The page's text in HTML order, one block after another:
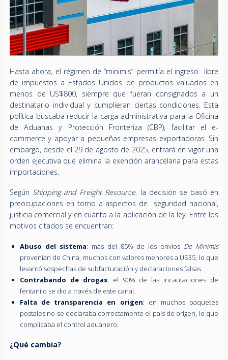
Hasta ahora, el régimen de “minimis” permitía el ingreso libre
de impuestos a Estados Unidos de productos valuados en
menos de US$800, siempre que fueran consignados a un
destinatario individual y cumplieran ciertas condiciones. Esta
política buscaba reducir la carga administrativa para la Oficina
de Aduanas y Protección Fronteriza (CBP), facilitar el e-
commerce y apoyar a pequeñas empresas exportadoras. Sin
embargo, desde el 29 de agosto de 2025, entrará en vigor una
orden ejecutiva que elimina la exención arancelaria para estas
importaciones.
Según Shipping and Freight Resource, la decisión se basó en
preocupaciones en torno a aspectos de seguridad nacional,
justicia comercial y en cuanto a la aplicación de la ley. Entre los
motivos citados se encuentran:
Abuso del sistema: más del 85% de los envíos De Minimis
provenían de China, muchos con valores menores a US$5, lo que
levantó sospechas de subfacturación y declaraciones falsas.
Contrabando de drogas: el 90% de las incautaciones de
fentanilo se dio a través de este canal.
Falta de transparencia en origen: en muchos paquetes
postales no se declaraba correctamente el país de origen, lo que
complicaba el control aduanero.
¿Qué cambia?